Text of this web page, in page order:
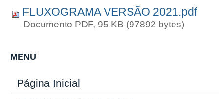
FLUXOGRAMA VERSÃO 2021.pdf
— Documento PDF, 95 KB (97892 bytes)
MENU
Página Inicial